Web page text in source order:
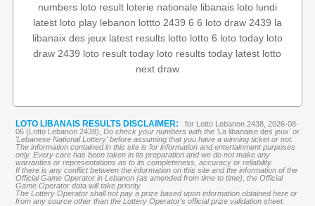
numbers loto result loterie nationale libanais loto lundi
latest loto play lebanon lottto 2439 6 6 loto draw 2439 la
libanaix des jeux latest results lotto lotto 6 loto today loto
draw 2439 loto result today loto results today latest lotto
next draw
LOTO LIBANAIS RESULTS DISCLAIMER:
for Lotto Lebanon 2438, 2026-08-
06 (Lotto Lebanon 2438), Do check your numbers with the 'La libanaise des jeux' or
'Lebanese National Lottery' before assuming that you have a winning ticket or not.
The information contained in this site is for information and entertainment purposes
only. Every care has been taken in its preparation and we do not make any
warranties or representations as to its completeness, accuracy or reliability.
If there is any conflict between the information on this site and the information of the
Official Game Operator in Lebanon (as amended from time to time), the Official
Game Operator data will take priority
The Lottery Operator shall not pay a prize based upon information obtained here or
from any source other than the Lottery Operator’s official prize validation sheet.